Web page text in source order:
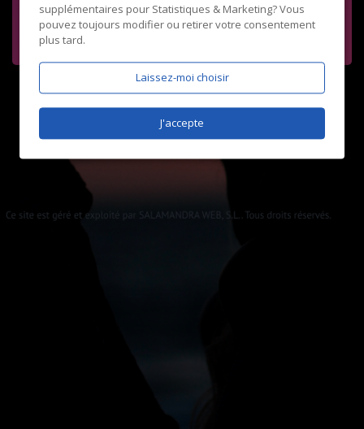
supplémentaires pour Statistiques & Marketing? Vous
pouvez toujours modifier ou retirer votre consentement
plus tard.
Laissez-moi choisir
J'accepte